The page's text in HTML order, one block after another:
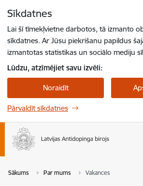
Sīkdatnes
Lai šī tīmekļvietne darbotos, tā izmanto
sīkdatnes. Ar Jūsu piekrišanu papildus
izmantotas statistikas un sociālo mediju
Lūdzu, atzīmējiet savu izvēli:
Noraidīt
Pārvaldīt sīkdatnes
Sākums Par mums Vakances